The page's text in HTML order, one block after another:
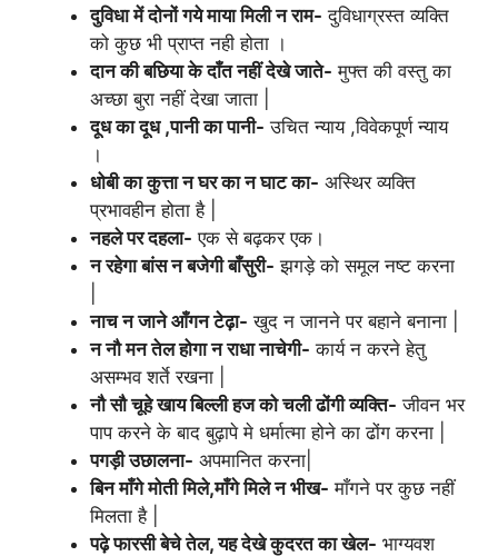
दुविधा में दोनों गये माया मिली न राम- दुविधाग्रस्त व्यक्ति
को कुछ भी प्राप्त नही होता ।
दान की बछिया के दाँत नहीं देखे जाते- मुफ्त की वस्तु का
अच्छा बुरा नहीं देखा जाता |
दूध का दूध ,पानी का पानी- उचित न्याय ,विवेकपूर्ण न्याय
।
धोबी का कुत्ता न घर का न घाट का- अस्थिर व्यक्ति
प्रभावहीन होता है |
नहले पर दहला- एक से बढ़कर एक।
न रहेगा बांस न बजेगी बाँसुरी- झगड़े को समूल नष्ट करना
नाच न जाने आँगन टेढ़ा- खुद न जानने पर बहाने बनाना |
न नौ मन तेल होगा न राधा नाचेगी- कार्य न करने हेतु
असम्भव शर्ते रखना |
नौ सौ चूहे खाय बिल्ली हज को चली ढोंगी व्यक्ति- जीवन भर
पाप करने के बाद बुढ़ापे मे धर्मात्मा होने का ढोंग करना |
पगड़ी उछालना- अपमानित करना|
बिन माँगे मोती मिले,माँगे मिले न भीख- माँगने पर कुछ नहीं
मिलता है |
पढ़े फारसी बेचे तेल, यह देखे कुदरत का खेल- भाग्यवश